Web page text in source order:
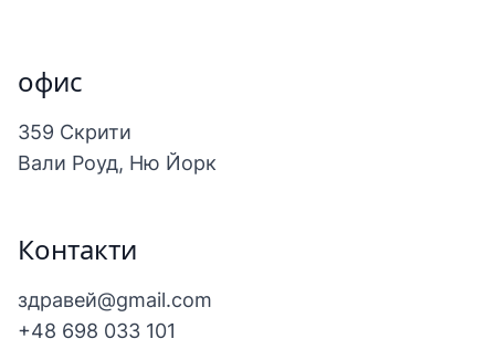
офис
359 Скрити
Вали Роуд, Ню Йорк
Контакти
здравей@gmail.com
+48 698 033 101